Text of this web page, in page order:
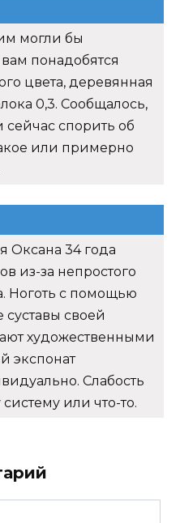
могли бы
понадобятся
цвета, деревянная
0,3. Сообщалось,
сейчас спорить об
или примерно
Оксана 34 года
из-за непростого
Ноготь с помощью
суставы своей
художественными
экспонат
Слабость
или что-то.